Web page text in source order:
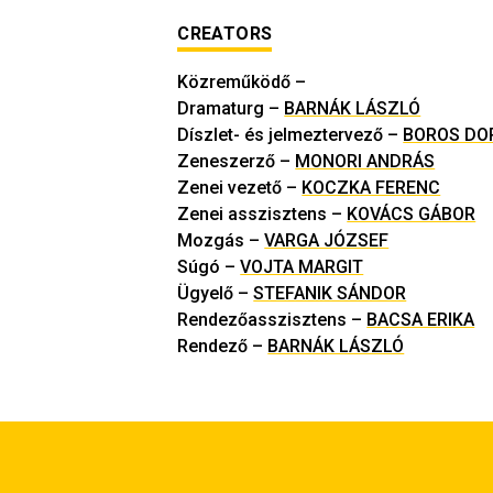
CREATORS
Közreműködő –
Dramaturg – BARNÁK LÁSZLÓ
Díszlet- és jelmeztervező – BOROS
Zeneszerző – MONORI ANDRÁS
Zenei vezető – KOCZKA FERENC
Zenei asszisztens – KOVÁCS GÁBOR
Mozgás –VARGA JÓZSEF
Súgó –VOJTA MARGIT
Ügyelő –STEFANIK SÁNDOR
Rendezőasszisztens – BACSA ERIKA
Rendező – BARNÁK LÁSZLÓ